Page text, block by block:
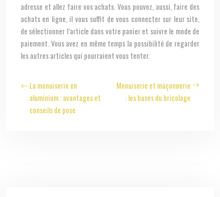
adresse et allez faire vos achats. Vous pouvez, aussi, faire des
achats en ligne, il vous suffit de vous connecter sur leur site,
de sélectionner l’article dans votre panier et suivre le mode de
paiement. Vous avez en même temps la possibilité de regarder
les autres articles qui pourraient vous tenter.
La menuiserie en
aluminium : avantages et
conseils de pose
Menuiserie et maçonnerie
: les bases du bricolage